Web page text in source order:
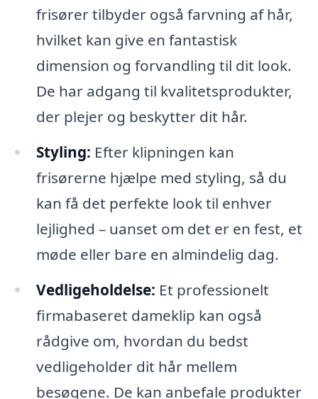
frisører tilbyder også farvning af hår,
hvilket kan give en fantastisk
dimension og forvandling til dit look.
De har adgang til kvalitetsprodukter,
der plejer og beskytter dit hår.
Styling: Efter klipningen kan
frisørerne hjælpe med styling, så du
kan få det perfekte look til enhver
lejlighed – uanset om det er en fest, et
møde eller bare en almindelig dag.
Vedligeholdelse: Et professionelt
firmabaseret dameklip kan også
rådgive om, hvordan du bedst
vedligeholder dit hår mellem
besøgene. De kan anbefale produkter